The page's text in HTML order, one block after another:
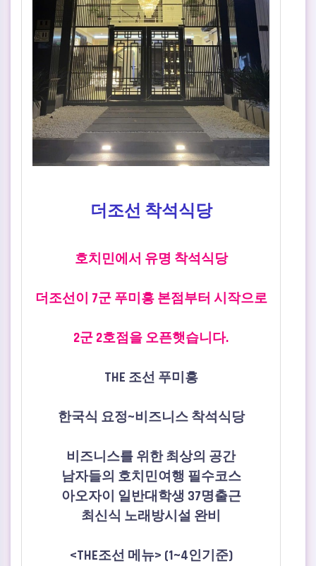
더조선 착석식당
호치민에서 유명 착석식당
더조선이 7군 푸미흥 본점부터 시작으로
2군 2호점을 오픈햇습니다.
THE 조선 푸미흥
한국식 요정~비즈니스 착석식당
비즈니스를 위한 최상의 공간
남자들의 호치민여행 필수코스
아오자이 일반대학생 37명출근
최신식 노래방시설 완비
<THE조선 메뉴> (1~4인기준)